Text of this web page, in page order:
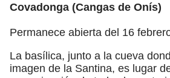
Covadonga (Cangas de Onís)
Permanece abierta del 16
La basílica, junto a la cueva
imagen de la Santina, es lugar